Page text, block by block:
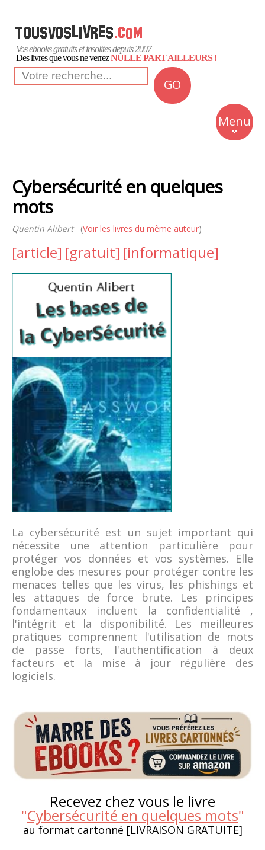
Vos ebooks gratuits et insolites depuis 2007
Des livres que vous ne verrezNULLE PART AILLEURS !
GO
Menu
Insolite
Business
Culture
Cybersécurité en quelques
mots
Quentin Alibert(Voir les livres du même auteur)
[article] [gratuit] [informatique]
La cybersécurité est un sujet important qui
nécessite une attention particulière pour
protéger vos données et vos systèmes. Elle
englobe des mesures pour protéger contre les
menaces telles que les virus, les phishings et
les attaques de force brute. Les principes
fondamentaux incluent la confidentialité ,
l'intégrit et la disponibilité. Les meilleures
pratiques comprennent l'utilisation de mots
de passe forts, l'authentification à deux
facteurs et la mise à jour régulière des
logiciels.
Recevez chez vous le livre
"Cybersécurité en quelques mots"
au format cartonné [LIVRAISON GRATUITE]